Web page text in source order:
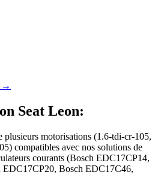
→
Seat Leon:
plusieurs motorisations (1.6-tdi-cr-105,
compatibles avec nos solutions de
courants (Bosch EDC17CP14,
Bosch EDC17C46,